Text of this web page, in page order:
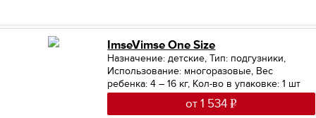
ImseVimse One Size
Назначение: детские,Тип: подгузники,
Использование: многоразовые, Вес
ребенка: 4 – 16 кг, Кол-во в упаковке: 1 шт
от 1 534